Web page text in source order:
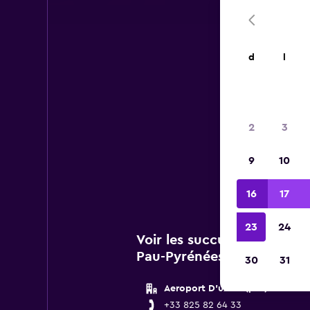
Voir les succursales Dollar
Pau-Pyrénées
Aeroport D'uzein (puf)
+33 825 82 64 33
d
2 3
9 10
16 17
23 24
30 31